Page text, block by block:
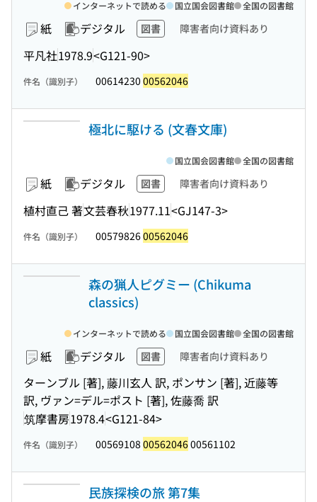
紙 デジタル 図書 障害者向け資料あり
平凡社1978.9<G121-90>
インターネットで読める 国立国会図書館 全国の図書館
件名（識別子） 00614230 00562046
極北に駆ける (文春文庫)
紙 デジタル 図書 障害者向け資料あり
植村直己 著文芸春秋1977.11<GJ147-3>
国立国会図書館 全国の図書館
件名（識別子） 0057982600562046
森の猟人ピグミー (Chikuma
classics)
紙 デジタル 図書 障害者向け資料あり
ターンブル [著], 藤川玄人 訳, ポンサン [著], 近藤等
訳, ヴァン=デル=ポスト [著], 佐藤喬 訳
筑摩書房1978.4<G121-84>
インターネットで読める 国立国会図書館 全国の図書館
件名（識別子） 00569108 0056204600561102
民族探検の旅 第7集